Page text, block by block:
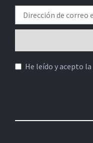
He leído y acepto la